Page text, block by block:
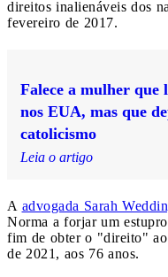
direitos inalienáveis dos
fevereiro de 2017.
Falece a mulher que
nos EUA, mas que
catolicismo
Leia o artigo
A advogada Sarah
Norma a forjar um
fim de obter o "direito" ao
de 2021, aos 76 anos.